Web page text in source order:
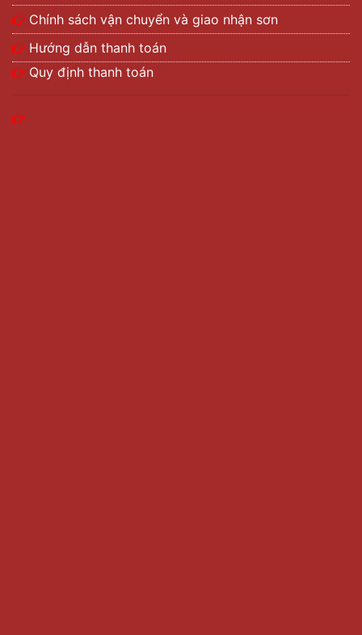
Chính sách vận chuyển và giao nhận sơn
Hướng dẫn thanh toán
Quy định thanh toán